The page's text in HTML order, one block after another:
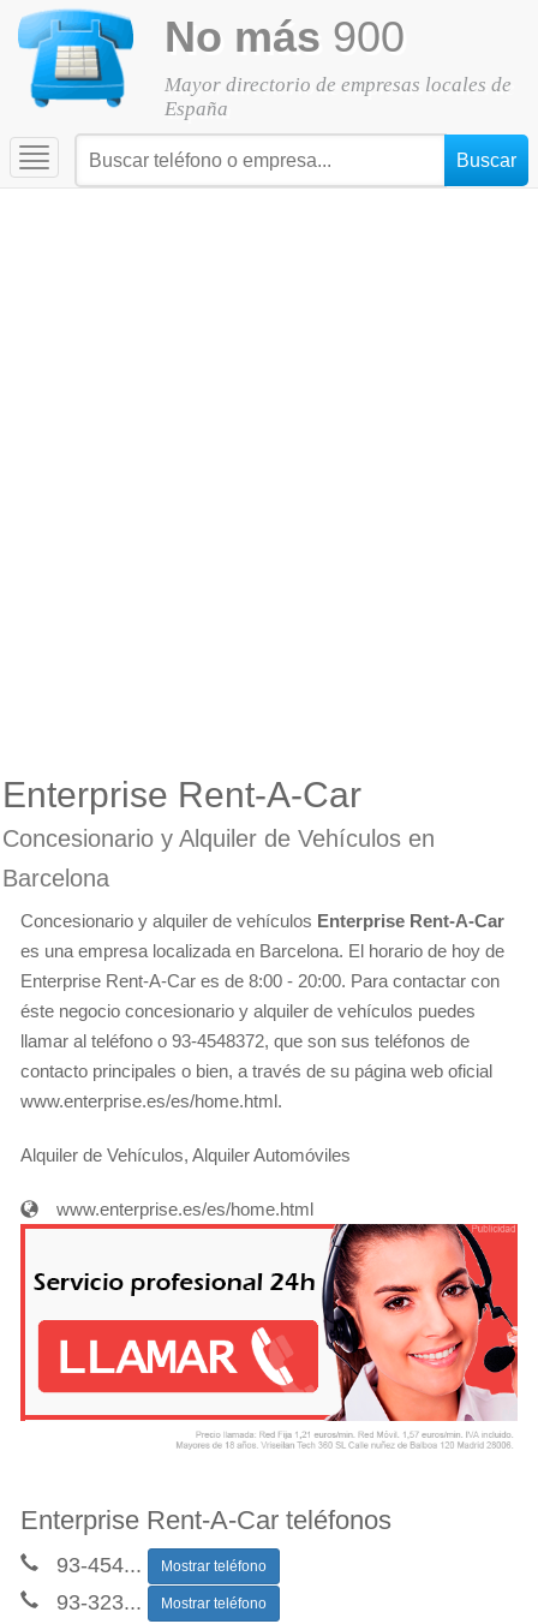
No más 900
Mayor directorio de empresas locales de
España
Toggle
navigation
Enterprise Rent-A-Car
Concesionario y Alquiler de Vehículos en
Barcelona
Concesionario y alquiler de vehículos Enterprise Rent-A-Car
es una empresa localizada en Barcelona. El horario de hoy de
Enterprise Rent-A-Car es de 8:00 - 20:00. Para contactar con
éste negocio concesionario y alquiler de vehículos puedes
llamar al teléfono o 93-4548372, que son sus teléfonos de
contacto principales o bien, a través de su página web oficial
www.enterprise.es/es/home.html.
Alquiler de Vehículos, Alquiler Automóviles
www.enterprise.es/es/home.html
Enterprise Rent-A-Car teléfonos
93-454... Mostrar teléfono
93-323... Mostrar teléfono